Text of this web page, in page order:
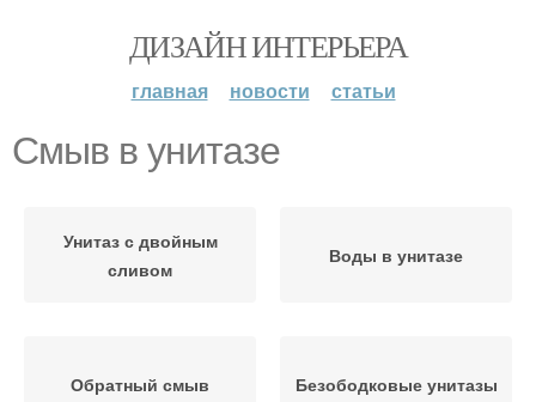
ДИЗАЙН ИНТЕРЬЕРА
главная новости статьи
Смыв в унитазе
Унитаз с двойным
сливом
Воды в унитазе
Обратный смыв Безободковые унитазы